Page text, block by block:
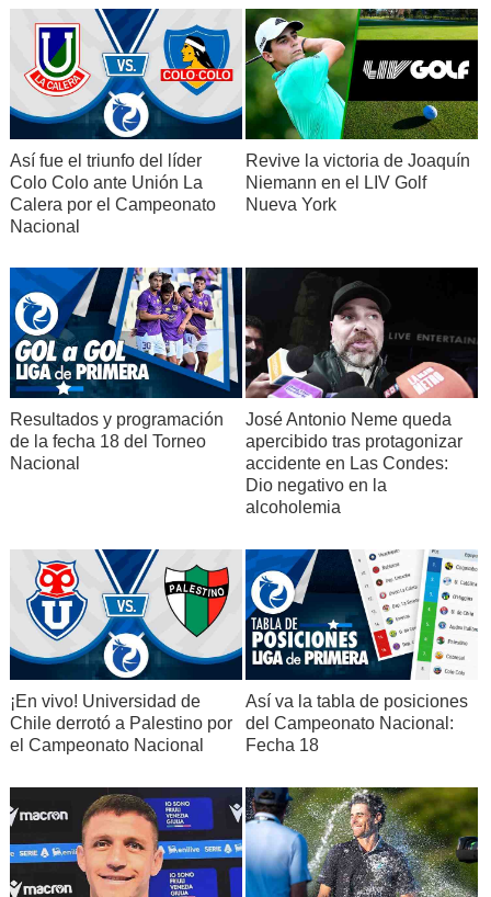
Así fue el triunfo del líder
Colo Colo ante Unión La
Calera por el Campeonato
Nacional
Revive la victoria de Joaquín
Niemann en el LIV Golf
Nueva York
Resultados y programación
de la fecha 18 del Torneo
Nacional
José Antonio Neme queda
apercibido tras protagonizar
accidente en Las Condes:
Dio negativo en la
alcoholemia
¡En vivo! Universidad de
Chile derrotó a Palestino por
el Campeonato Nacional
Así va la tabla de posiciones
del Campeonato Nacional:
Fecha 18